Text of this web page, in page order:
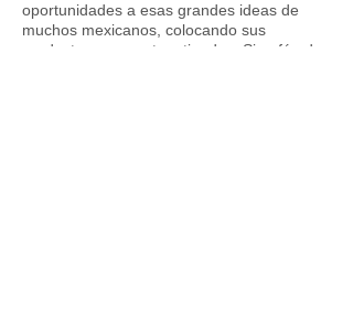
oportunidades a esas grandes ideas de
muchos mexicanos, colocando sus
productos en nuestras tiendas, Sin afán de